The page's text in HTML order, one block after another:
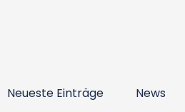
Neueste Einträge News